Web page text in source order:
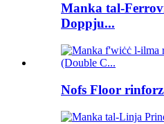
Manka tal-
Doppju...
Nofs Floor